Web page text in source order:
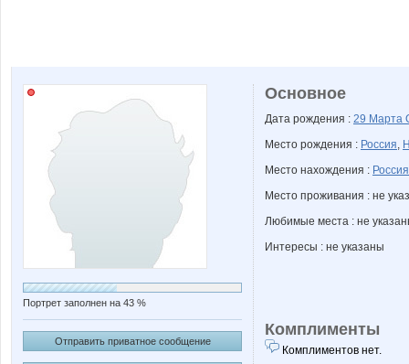
Портрет заполнен на 43 %
Отправить приватное сообщение
Основное
Дата рождения : 29 Марта
Место рождения : Россия,
Место нахождения : Россия
Место проживания : не
Любимые места : не
Интересы : не указаны
Комплименты
Комплиментов нет.